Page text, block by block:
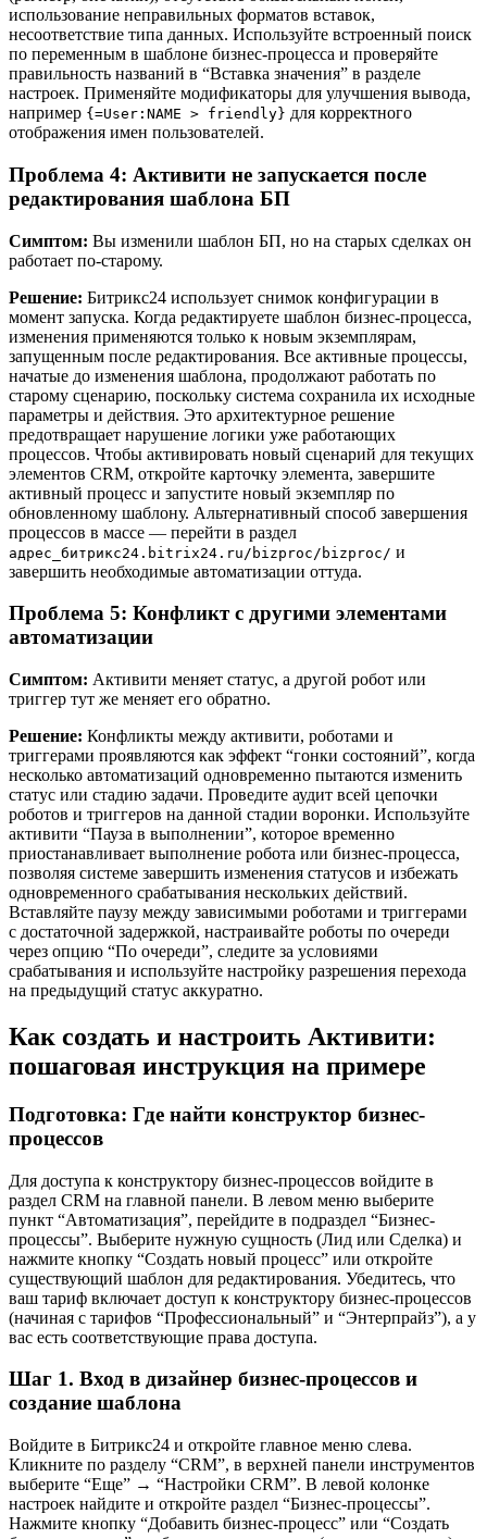
использование неправильных форматов вставок,
несоответствие типа данных. Используйте встроенный поиск
по переменным в шаблоне бизнес-процесса и проверяйте
правильность названий в “Вставка значения” в разделе
настроек. Применяйте модификаторы для улучшения вывода,
например {=User:NAME > friendly} для корректного
отображения имен пользователей.
Проблема 4: Активити не запускается после
редактирования шаблона БП
Симптом: Вы изменили шаблон БП, но на старых сделках он
работает по-старому.
Решение: Битрикс24 использует снимок конфигурации в
момент запуска. Когда редактируете шаблон бизнес-процесса,
изменения применяются только к новым экземплярам,
запущенным после редактирования. Все активные процессы,
начатые до изменения шаблона, продолжают работать по
старому сценарию, поскольку система сохранила их исходные
параметры и действия. Это архитектурное решение
предотвращает нарушение логики уже работающих
процессов. Чтобы активировать новый сценарий для текущих
элементов CRM, откройте карточку элемента, завершите
активный процесс и запустите новый экземпляр по
обновленному шаблону. Альтернативный способ завершения
процессов в массе — перейти в раздел
адрес_битрикс24.bitrix24.ru/bizproc/bizproc/ и
завершить необходимые автоматизации оттуда.
Проблема 5: Конфликт с другими элементами
автоматизации
Симптом: Активити меняет статус, а другой робот или
триггер тут же меняет его обратно.
Решение: Конфликты между активити, роботами и
триггерами проявляются как эффект “гонки состояний”, когда
несколько автоматизаций одновременно пытаются изменить
статус или стадию задачи. Проведите аудит всей цепочки
роботов и триггеров на данной стадии воронки. Используйте
активити “Пауза в выполнении”, которое временно
приостанавливает выполнение робота или бизнес-процесса,
позволяя системе завершить изменения статусов и избежать
одновременного срабатывания нескольких действий.
Вставляйте паузу между зависимыми роботами и триггерами
с достаточной задержкой, настраивайте роботы по очереди
через опцию “По очереди”, следите за условиями
срабатывания и используйте настройку разрешения перехода
на предыдущий статус аккуратно.
Как создать и настроить Активити:
пошаговая инструкция на примере
Подготовка: Где найти конструктор бизнес-
процессов
Для доступа к конструктору бизнес-процессов войдите в
раздел CRM на главной панели. В левом меню выберите
пункт “Автоматизация”, перейдите в подраздел “Бизнес-
процессы”. Выберите нужную сущность (Лид или Сделка) и
нажмите кнопку “Создать новый процесс” или откройте
существующий шаблон для редактирования. Убедитесь, что
ваш тариф включает доступ к конструктору бизнес-процессов
(начиная с тарифов “Профессиональный” и “Энтерпрайз”), а у
вас есть соответствующие права доступа.
Шаг 1. Вход в дизайнер бизнес-процессов и
создание шаблона
Войдите в Битрикс24 и откройте главное меню слева.
Кликните по разделу “CRM”, в верхней панели инструментов
выберите “Еще” → “Настройки CRM”. В левой колонке
настроек найдите и откройте раздел “Бизнес-процессы”.
Нажмите кнопку “Добавить бизнес-процесс” или “Создать